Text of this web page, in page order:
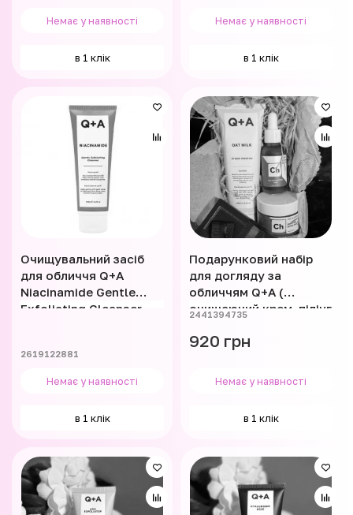
Немає у наявності
в 1 клік
Немає у наявності
в 1 клік
Очищувальний засіб
для обличчя Q+A
Niacinamide Gentle
Exfoliating Cleanser
2619122881
Немає у наявності
в 1 клік
Подарунковий набір
для догляду за
обличчям Q+A (
очищаючий крем, пілінг
для обличчя )
2441394735
920 грн
Немає у наявності
в 1 клік